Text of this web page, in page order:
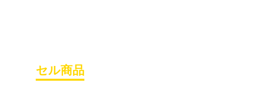
セル商品